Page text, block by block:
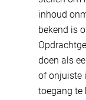
inhoud
bekend is
doen als
of onjuiste
toegang te